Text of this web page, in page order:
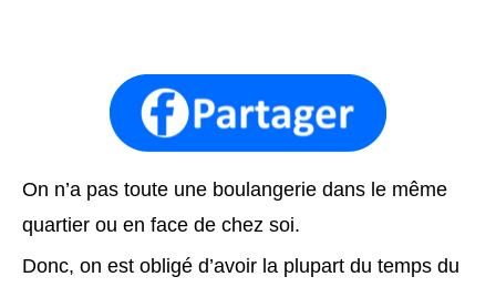
On n’a pas toute une boulangerie dans le même
quartier ou en face de chez soi.
Donc, on est obligé d’avoir la plupart du temps du